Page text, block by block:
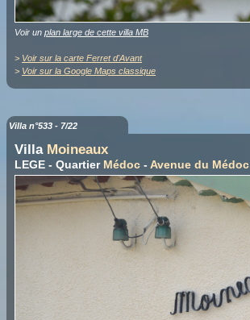
Voir un plan large de cette villa MB
> Voir sur la carte Ferret d'Avant
> Voir sur la Google Maps classique
Villa n°533 - 7/22
Villa Moineaux
LEGE - Quartier Médoc - Avenue du Médoc